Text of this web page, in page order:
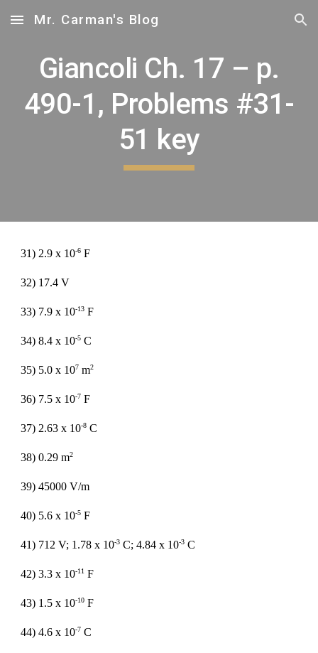
Skip to main content Skip to navigation
Mr. Carman's Blog
Giancoli Ch. 17 – p.
490-1, Problems #31-
51 key
31) 2.9 x 10-6 F
32) 17.4 V
33) 7.9 x 10-13 F
34) 8.4 x 10-5 C
35) 5.0 x 107 m2
36) 7.5 x 10-7 F
37) 2.63 x 10-8 C
38) 0.29 m2
39) 45000 V/m
40) 5.6 x 10-5 F
41) 712 V; 1.78 x 10-3 C; 4.84 x 10-3 C
42) 3.3 x 10-11 F
43) 1.5 x 10-10 F
44) 4.6 x 10-7 C